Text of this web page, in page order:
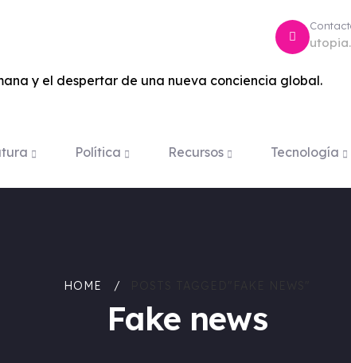
y el despertar de una nueva conciencia global.
Política Recursos Tecnología
HOME
Fake news